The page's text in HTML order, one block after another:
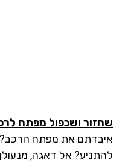
ושכפול מפתח לרכב
את מפתח הרכב?
אל דאגה, מנעולן